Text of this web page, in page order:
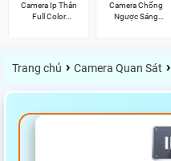
Camera Ip Thân
Full Color
Camera Chống
Ngược Sáng
Trang chủ › Camera Quan Sát ›